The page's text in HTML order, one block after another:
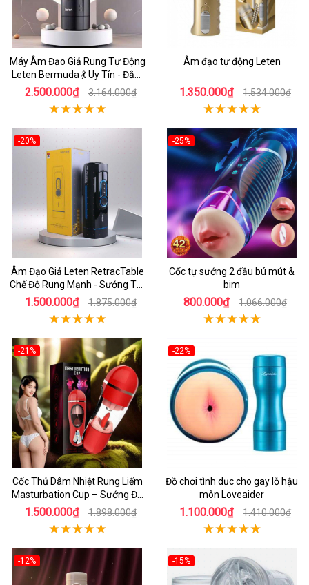
Máy Âm Đạo Giả Rung Tự Động
Leten Bermuda 💃 Uy Tín - Đắm
Chìm Đê Mê
2.500.000₫ 3.164.000₫
Âm đạo tự động Leten
1.350.000₫ 1.534.000₫
-20%
Âm Đạo Giả Leten RetracTable
Chế Độ Rung Mạnh - Sướng Tột
Đỉnh!
1.500.000₫ 1.875.000₫
-25%
Cốc tự sướng 2 đầu bú mút &
bim
800.000₫ 1.066.000₫
-21%
Cốc Thủ Dâm Nhiệt Rung Liếm
Masturbation Cup – Sướng Đã
Đời
1.500.000₫ 1.898.000₫
-22%
Đồ chơi tình dục cho gay lỗ hậu
môn Loveaider
1.100.000₫ 1.410.000₫
-12% -15%